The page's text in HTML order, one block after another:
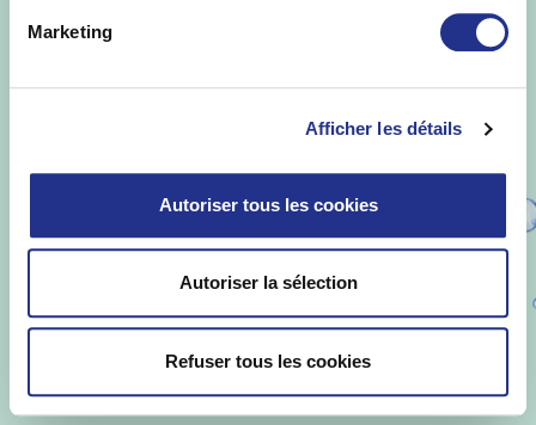
Marketing
Afficher les détails
Autoriser tous les cookies
Autoriser la sélection
Refuser tous les cookies